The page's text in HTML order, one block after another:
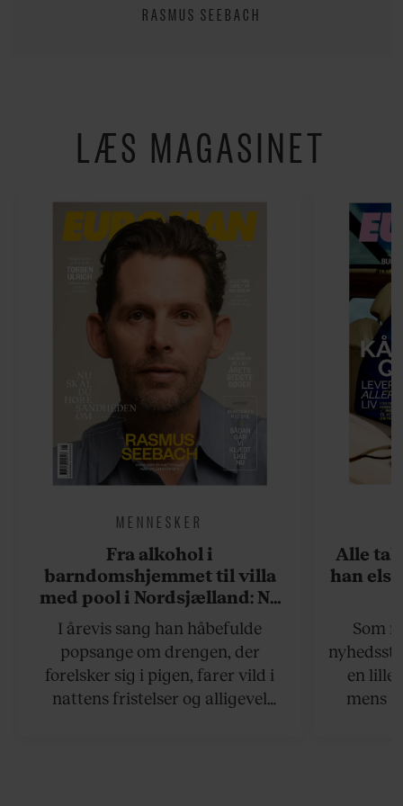
RASMUS SEEBACH
LÆS MAGASINET
MENNESKER
Fra alkohol i
barndomshjemmet til villa
med pool i Nordsjælland: Nu
skal du høre sandheden om
Rasmus Seebach
I årevis sang han håbefulde
popsange om drengen, der
forelsker sig i pigen, farer vild i
nattens fristelser og alligevel
Alle
han
Som
en lille
mens